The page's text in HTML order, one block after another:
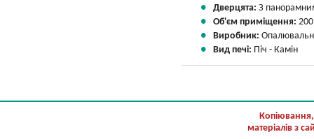
Дверцята: З
Об'єм приміщення:
Виробник:
Вид печі: Піч - Камін
матеріалів з